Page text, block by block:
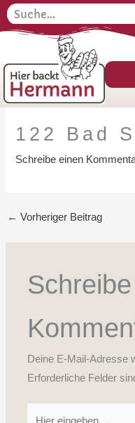
Zum
Inhalt
Suche
122 Bad
Schreibe einen
← Vorheriger Beitrag
Deine E-Mail-Adresse
Erforderliche Felder
S
u
h
e
n